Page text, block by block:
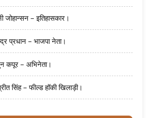
– इतिहासकार।
प्रधान – भाजपा नेता।
कपूर – अभिनेता।
सिंह – फील्ड हॉकी खिलाड़ी।